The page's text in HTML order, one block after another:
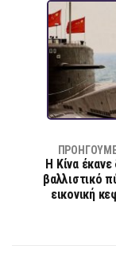
Η Κίνα
βαλλιστικό
εικονική